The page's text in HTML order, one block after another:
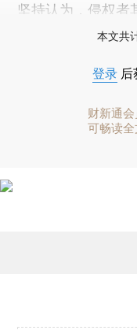
坚持认为，侵权者
本文共
登录 后
财新通会
可畅读全